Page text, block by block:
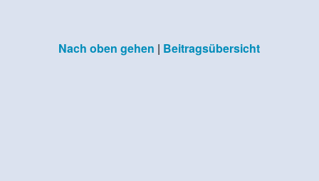
Nach oben gehen | Beitragsübersicht